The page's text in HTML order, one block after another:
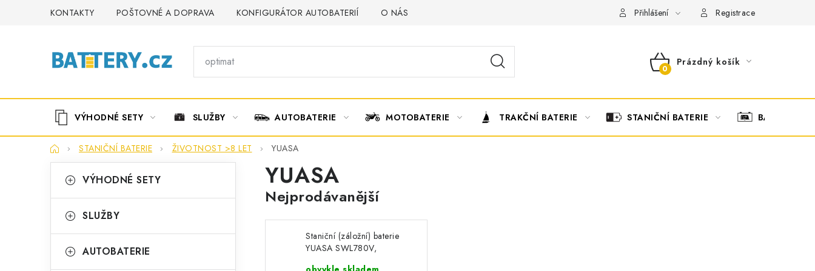
KONTAKTY POŠTOVNÉ A DOPRAVA KONFIGURÁTOR AUTOBATERIÍ O NÁS OBCHODNÍ PODMÍNKY OCHRANA OSOBNÍCH ÚDAJŮ
Přihlášení Registrace
NÁKUPNÍ
Prázdný košík
VÝHODNÉ SETY SLUŽBY AUTOBATERIE MOTOBATERIE TRAKČNÍ BATERIE STANIČNÍ BATERIE BATERIOVÉ
DomůSTANIČNÍ BATERIE ŽIVOTNOST >8 LET YUASA
o
t
r
kategorie
a
e
VÝHODNÉ SETY
SLUŽBY
AUTOBATERIE
YUASA
Nejprodávanější
Staniční (záložní) baterie
YUASA SWL780V,